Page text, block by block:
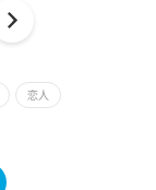
恋人